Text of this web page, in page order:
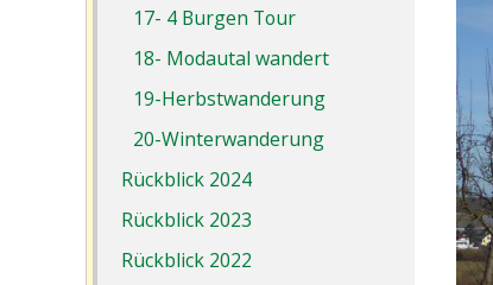
17- 4 Burgen Tour
18- Modautal wandert
19-Herbstwanderung
20-Winterwanderung
Rückblick 2024
Rückblick 2023
Rückblick 2022